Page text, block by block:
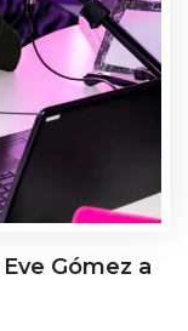
Gómez a